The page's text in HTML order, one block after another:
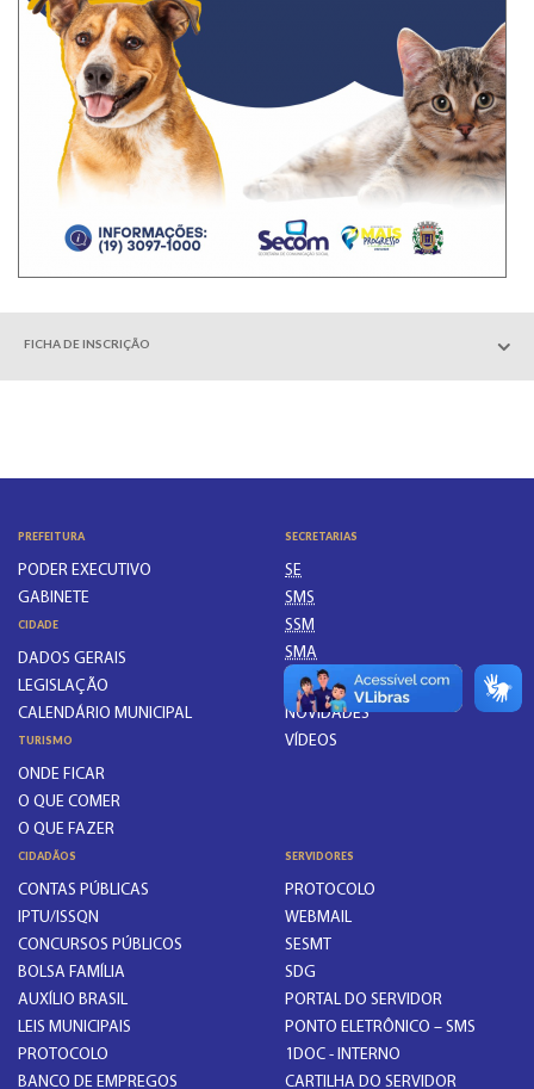
FICHA DE INSCRIÇÃO
PREFEITURA
PODER EXECUTIVO
GABINETE
CIDADE
DADOS GERAIS
LEGISLAÇÃO
CALENDÁRIO MUNICIPAL
TURISMO
ONDE FICAR
O QUE COMER
O QUE FAZER
SECRETARIAS
SE
SMS
SSM
SMA
ATUALIZE-SE
NOVIDADES
VÍDEOS
CIDADÃOS
CONTAS PÚBLICAS
IPTU/ISSQN
CONCURSOS PÚBLICOS
BOLSA FAMÍLIA
AUXÍLIO BRASIL
LEIS MUNICIPAIS
PROTOCOLO
BANCO DE EMPREGOS
SERVIDORES
PROTOCOLO
WEBMAIL
SESMT
SDG
PORTAL DO SERVIDOR
PONTO ELETRÔNICO – SMS
1DOC - INTERNO
CARTILHA DO SERVIDOR